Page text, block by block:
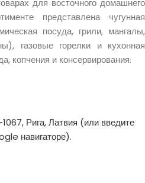
для восточного домашнего
представлена чугунная
посуда, грили, мангалы,
газовые горелки и кухонная
копчения и консервирования.
Рига, Латвия (или введите
навигаторе).